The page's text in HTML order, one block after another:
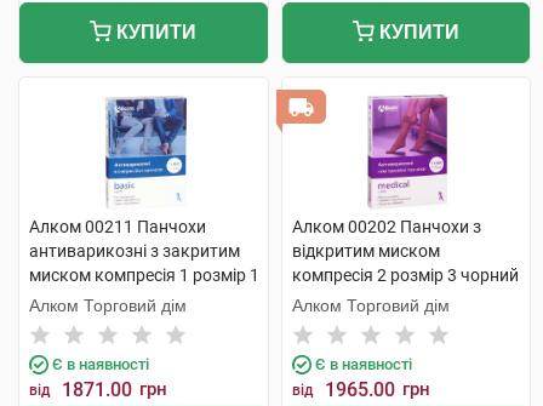
КУПИТИ КУПИТИ
Алком 00211 Панчохи
антиварикозні з закритим
миском компресія 1 розмір 1
чорні 1 пара
Алком Торговий дім
Є в наявності
від 1871.00 грн
Алком 00202 Панчохи з
відкритим миском
компресія 2 розмір 3 чорний
1 пара
Алком Торговий дім
Є в наявності
від 1965.00 грн